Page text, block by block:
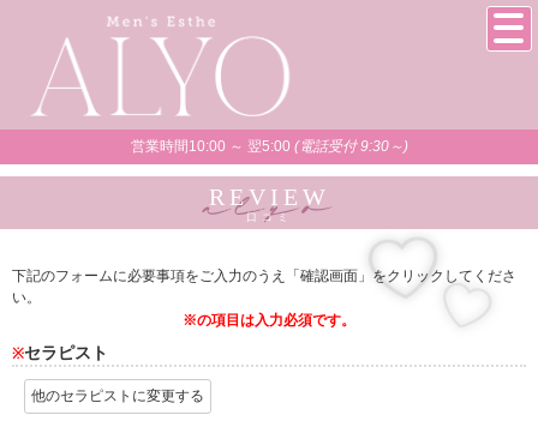
営業時間10:00 ～ 翌5:00 (電話受付 9:30～)
REVIEW
口コミ
下記のフォームに必要事項をご入力のうえ「確認画面」をクリックしてくださ
い。
※の項目は入力必須です。
※セラピスト
他のセラピストに変更する